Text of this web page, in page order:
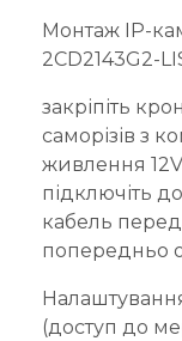
Монтаж IP-
2CD2143G2-
закріпіть
саморізів з
живлення
підключіть
кабель
попередньо
(доступ до